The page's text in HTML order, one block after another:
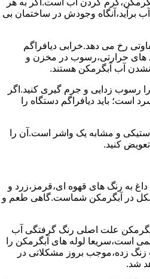
کردن آب است.اگر به هر
برآید،آنگاه وجودش در ساختمان بی
رخ می دهد.خرابی دیافراگم
های حرارتی،رسوب در مخزن و
آب آبگرمکن هستند.
رسوب زدایی و جرم گیری کنید.اگر
باید دیافراگم دستگاه را
و مشابه یک واشر است.آن را
کنید.
به رنگ های قهوه ای،قرمز،زرد و
در آبگرمکن شماست.گاهی طعم و
علت اصلی رنگ گرفتگی آب
است،سریعا لوله های آبگرمکن را
زنگ زده،موجب بروز مشکلاتی در
شد.